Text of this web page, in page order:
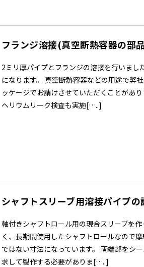
フランジ溶接(真空断熱容器の部
2ミリ厚パイプとフランジの溶接を行いまし
になります。 真空断熱容器などの用途で弊
ッケージでお請けさせていただくことがあり
ヘリウムリーク検査も実施[…..]
シャフトスリーブ用溶接パイプの
軸付きシャフトロール用の現合スリーブを
く、長期間使用したシャフトロールなので
ではない寸法になっています。 両端部をシ
求して製作する必要がありま[…..]